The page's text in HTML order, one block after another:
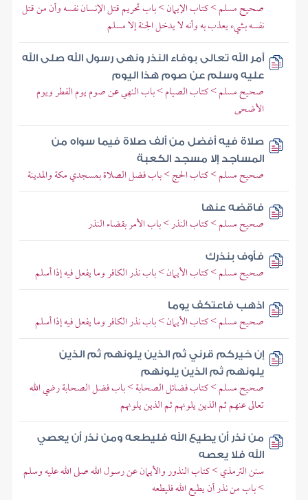
صحيح مسلم > كتاب الإيمان > باب تحريم قتل الإنسان نفسه وأن من قتل
نفسه بشيء يعذب به وأنه لا يدخل الجنة إلا مسلم
أمر الله تعالى بوفاء النذر ونهى رسول الله صلى الله
عليه وسلم عن صوم هذا اليوم
صحيح مسلم > كتاب الصيام > باب النهي عن صوم يوم الفطر ويوم
الأضحى
صلاة فيه أفضل من ألف صلاة فيما سواه من
المساجد إلا مسجد الكعبة
صحيح مسلم > كتاب الحج > باب فضل الصلاة بمسجدي مكة والمدينة
فاقضه عنها
صحيح مسلم > كتاب النذر > باب الأمر بقضاء النذر
فأوف بنذرك
صحيح مسلم > كتاب الأيمان > باب نذر الكافر وما يفعل فيه إذا أسلم
اذهب فاعتكف يوما
صحيح مسلم > كتاب الأيمان > باب نذر الكافر وما يفعل فيه إذا أسلم
إن خيركم قرني ثم الذين يلونهم ثم الذين
يلونهم ثم الذين يلونهم
صحيح مسلم > كتاب فضائل الصحابة > باب فضل الصحابة رضي الله
تعالى عنهم ثم الذين يلونهم ثم الذين يلونهم
من نذر أن يطيع الله فليطعه ومن نذر أن يعصي
الله فلا يعصه
سنن الترمذي > كتاب النذور والأيمان عن رسول الله صلى الله عليه وسلم
> باب من نذر أن يطيع الله فليطعه